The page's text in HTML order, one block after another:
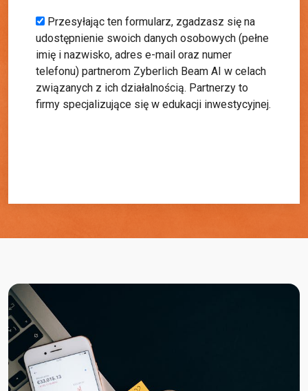
+1
Przesyłając ten formularz, zgadzasz się na
udostępnienie swoich danych osobowych (pełne
imię i nazwisko, adres e-mail oraz numer
telefonu) partnerom Zyberlich Beam AI w celach
związanych z ich działalnością. Partnerzy to
firmy specjalizujące się w edukacji inwestycyjnej.